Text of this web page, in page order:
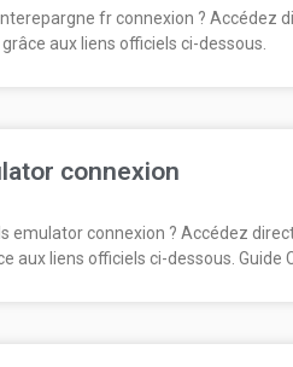
fr connexion ? Accédez
aux liens officiels ci-dessous.
connexion
emulator connexion ? Accédez
aux liens officiels ci-dessous. Guide